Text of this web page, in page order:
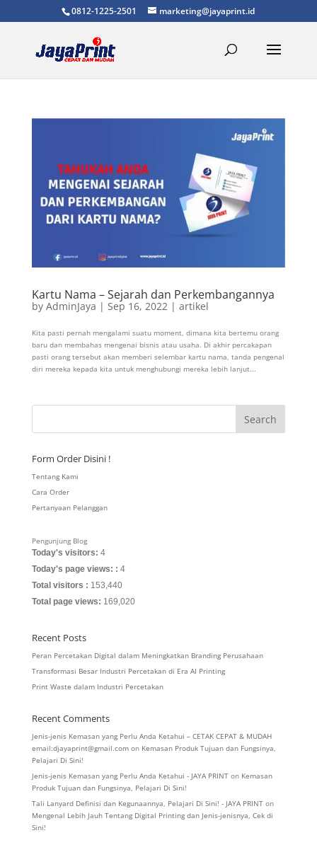
0812-1225-2501 marketing@jayaprint.id
Kartu Nama – Sejarah dan Perkembangannya
by AdminJaya | Sep 16, 2022| artikel
Kita pasti pernah mengalami suatu moment, dimana kita bertemu orang
baru dan membahas mengenai bisnis atau usaha. Di akhir percakapan
pasti orang tersebut akan memberi selembar kartu nama, tanda pengenal
diri mereka kepada kita untuk menghubungi mereka lebih lanjut...
Form Order Disini !
Tentang Kami
Cara Order
Pertanyaan Pelanggan
Pengunjung Blog
Today's visitors: 4
Today's page views: : 4
Total visitors : 153,440
Total page views: 169,020
Recent Posts
Peran Percetakan Digital dalam Meningkatkan Branding Perusahaan
Transformasi Besar Industri Percetakan di Era AI Printing
Print Waste dalam Industri Percetakan
Recent Comments
Jenis-jenis Kemasan yang Perlu Anda Ketahui – CETAK CEPAT & MUDAH
email:djayaprint@gmail.comon Kemasan Produk Tujuan dan Fungsinya,
Pelajari Di Sini!
Jenis-jenis Kemasan yang Perlu Anda Ketahui - JAYA PRINTon Kemasan
Produk Tujuan dan Fungsinya, Pelajari Di Sini!
Tali Lanyard Definisi dan Kegunaannya, Pelajari Di Sini! - JAYA PRINTon
Mengenal Lebih Jauh Tentang Digital Printing dan Jenis-jenisnya, Cek di
Sini!